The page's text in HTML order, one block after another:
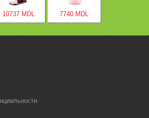
10737 MDL 7740 MDL